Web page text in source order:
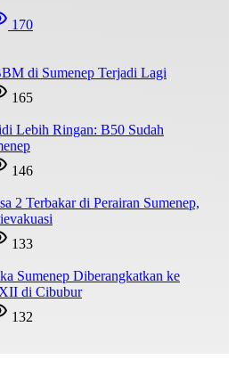
170
di Sumenep Terjadi Lagi
165
Lebih Ringan: B50 Sudah
146
2 Terbakar di Perairan Sumenep,
133
Sumenep Diberangkatkan ke
di Cibubur
132